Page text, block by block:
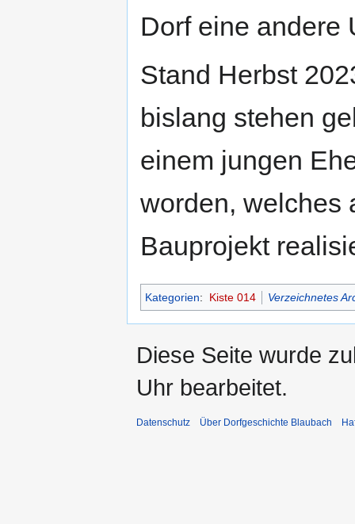
Dorf eine andere
Stand Herbst
bislang stehen
einem jungen
worden, welches
Bauprojekt
Kategorien: Kiste 014 Verzeichnetes
Diese Seite wurde
Uhr bearbeitet.
Datenschutz Über Dorfgeschichte Blaubach